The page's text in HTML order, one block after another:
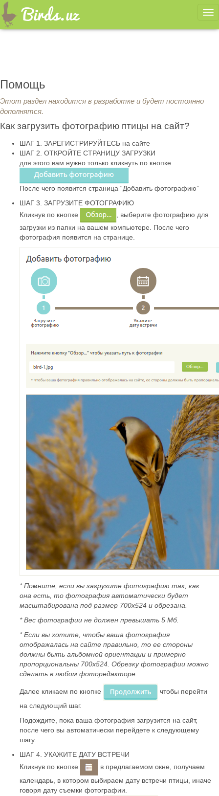
Помощь
Этот раздел находится в разработке и будет постоянно
дополнятся.
Как загрузить фотографию птицы на сайт?
ШАГ 1. ЗАРЕГИСТРИРУЙТЕСЬ на сайте
ШАГ 2. ОТКРОЙТЕ СТРАНИЦУ ЗАГРУЗКИ
для этого вам нужно только кликнуть по кнопке
После чего появится страница “Добавить фотографию”
ШАГ 3. ЗАГРУЗИТЕ ФОТОГРАФИЮ
Кликнув по кнопке
, выберите фотографию для
загрузки из папки на вашем компьютере. После чего
фотография появится на странице.
* Помните, если вы загрузите фотографию так, как
она есть, то фотография автоматически будет
масштабирована под размер 700х524 и обрезана.
* Вес фотографии не должен превышать 5 Мб.
* Если вы хотите, чтобы ваша фотография
отображалась на сайте правильно, то ее стороны
должны быть альбомной ориентации и примерно
пропорциональны 700х524. Обрезку фотографии можно
сделать в любом фоторедакторе.
Далее кликаем по кнопке
чтобы перейти
на следующий шаг.
Подождите, пока ваша фотография загрузится на сайт,
после чего вы автоматически перейдете к следующему
шагу.
ШАГ 4. УКАЖИТЕ ДАТУ ВСТРЕЧИ
Кликнув по кнопке
в предлагаемом окне, получаем
календарь, в котором выбираем дату встречи птицы, иначе
говоря дату съемки фотографии.